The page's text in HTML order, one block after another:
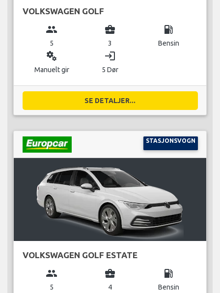
VOLKSWAGEN GOLF
group
5
business_center
3
local_gas_station
Bensin
miscellaneous_services
Manuelt gir
login
5 Dør
SE DETALJER...
STASJONSVOGN
VOLKSWAGEN GOLF ESTATE
group
5
business_center
4
local_gas_station
Bensin